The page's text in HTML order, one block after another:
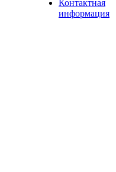
Контактная
информация